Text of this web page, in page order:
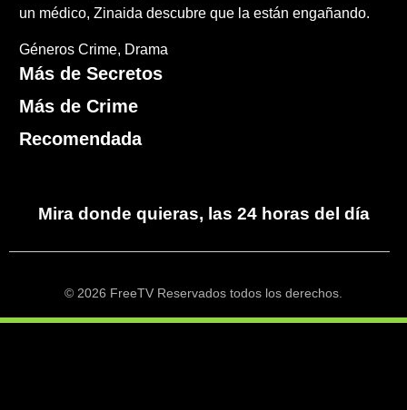
un médico, Zinaida descubre que la están engañando.
Géneros Crime Drama
Más de Secretos
Más de Crime
Recomendada
Mira donde quieras, las 24 horas del día
© 2026 FreeTV Reservados todos los derechos.